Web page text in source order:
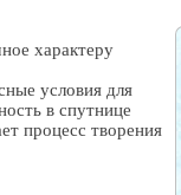
характеру
условия для
в спутнице
процесс творения